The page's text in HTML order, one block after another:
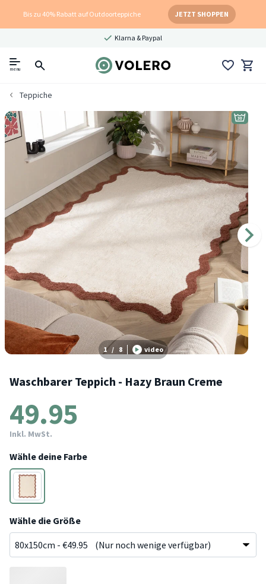
Bis zu 40% Rabatt auf Outdoorteppiche JETZT SHOPPEN
Klarna & Paypal
menu
Teppiche
1 / 8 video
Waschbarer Teppich - Hazy Braun Creme
49.95
Inkl. MwSt.
Wähle deine Farbe
Braun
Wähle die Größe